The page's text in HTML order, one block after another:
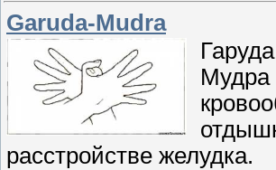
Garuda-Mudra
Мудра
расстройстве желудка.